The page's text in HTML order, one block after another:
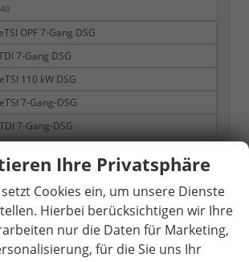
40
OPF 7-Gang DSG
7-Gang DSG
110 kW DSG
7-Gang-DSG
7-Gang-DSG
200 kW R-Line
kW 4Motion R-Line
Ihre Privatsphäre
Cookies ein, um unsere Dienste
Hierbei berücksichtigen wir Ihre
nur die Daten für Marketing,
für die Sie uns Ihr